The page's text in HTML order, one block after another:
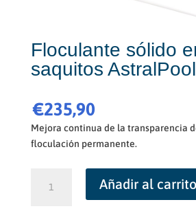
Floculante sólido
saquitos AstralPool
€235,90
Mejora continua de la transparencia
floculación permanente.
sólido
Añadir al carrito